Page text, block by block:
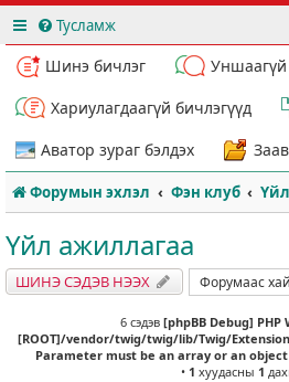
Тусламж
Шинэ бичлэг
Уншаагүй
Хариулагдаагүй бичлэгүүд
Аватор зураг бэлдэх
Форумын эхлэл Фэн клуб
Үйл ажиллагаа
ШИНЭ СЭДЭВ НЭЭХ
6 сэдэв [phpBB Debug] PHP
[ROOT]/vendor/twig/twig/lib/Twig/
Parameter must be an array or an
• 1 хуудасны 1